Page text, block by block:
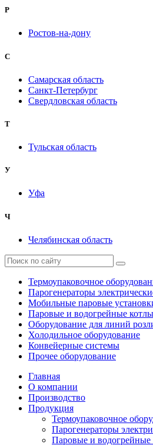
Р
Ростов-на-дону
С
Самарская область
Санкт-Петербург
Свердловская область
Т
Тульская область
У
Уфа
Ч
Челябинская область
Термоупаковочное
Парогенераторы
Мобильные паровые
Паровые и водогрейные котлы
Оборудование для линий
Холодильное оборудование
Конвейерные системы
Прочее оборудование
Главная
О компании
Производство
Продукция
Термоупаковочное
Парогенераторы
Паровые и водогрейные